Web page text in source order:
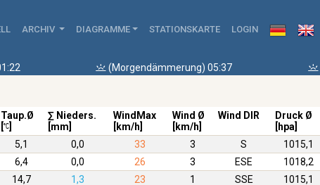
ARCHIV DIAGRAMME STATIONSKARTE LOGIN
(Morgendämmerung) 05:37
Taup.Ø
∑ Nieders.
[mm]
WindMax
[km/h]
Wind Ø
[km/h]
Wind DIR
Druck Ø
[hpa]
5,1 0,0 33 3 S 1015,1
6,4 0,0 26 3 ESE 1018,2
14,7 1,3 23 1 SSE 1015,1